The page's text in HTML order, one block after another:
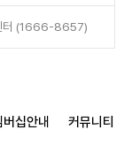
터 (1666-8657)
버십안내 커뮤니티